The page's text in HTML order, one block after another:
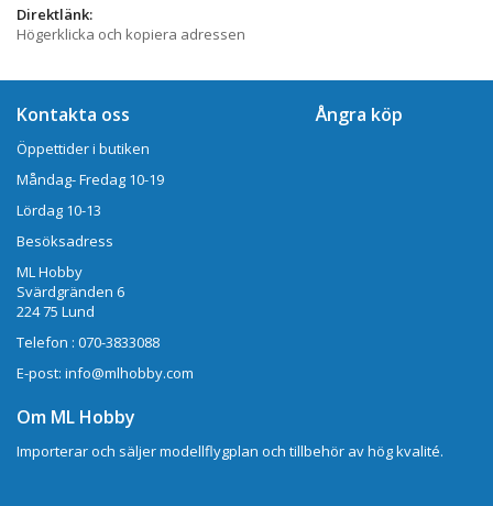
Direktlänk:
Högerklicka och kopiera adressen
Kontakta oss
Öppettider i butiken
Måndag- Fredag 10-19
Lördag 10-13
Besöksadress
ML Hobby
Svärdgränden 6
224 75 Lund
Telefon : 070-3833088
E-post: info@mlhobby.com
Ångra köp
Om ML Hobby
Importerar och säljer modellflygplan och tillbehör av hög kvalité.